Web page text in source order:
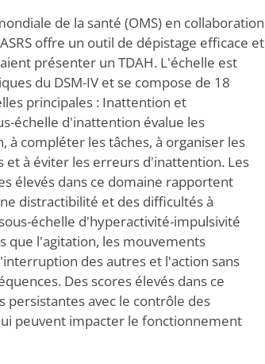
de la santé (OMS) en collaboration
offre un outil de dépistage efficace et
présenter un TDAH. L'échelle est
du DSM-IV et se compose de 18
principales : Inattention et
échelle d'inattention évalue les
compléter les tâches, à organiser les
et à éviter les erreurs d'inattention. Les
élevés dans ce domaine rapportent
distractibilité et des difficultés à
échelle d'hyperactivité-impulsivité
que l'agitation, les mouvements
des autres et l'action sans
Des scores élevés dans ce
avec le contrôle des
peuvent impacter le fonctionnement